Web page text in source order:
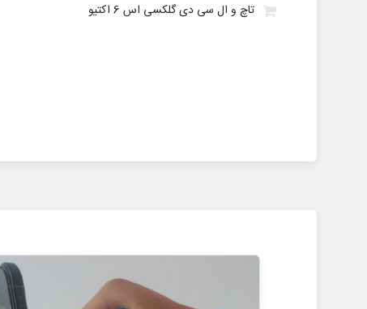
تاچ و ال سی دی گلکسی اس 6 اکتیو